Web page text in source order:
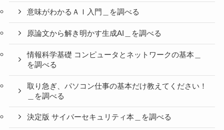
意味がわかるＡＩ入門＿を調べる
原論文から解き明かす生成AI＿を調べる
情報科学基礎 コンピュータとネットワークの基本＿
を調べる
取り急ぎ、パソコン仕事の基本だけ教えてください！
＿を調べる
決定版 サイバーセキュリティ本＿を調べる